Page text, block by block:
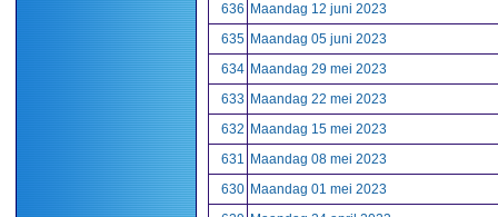
636 Maandag 12 juni 2023
635 Maandag 05 juni 2023
634 Maandag 29 mei 2023
633 Maandag 22 mei 2023
632 Maandag 15 mei 2023
631 Maandag 08 mei 2023
630 Maandag 01 mei 2023